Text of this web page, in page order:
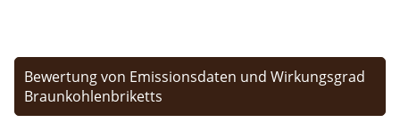
Bewertung von Emissionsdaten und Wirkungsgrad
Braunkohlenbriketts